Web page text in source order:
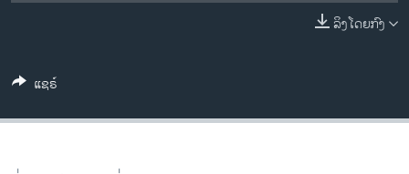
ພາສາອັງກິດ
ລາຍການກະຈາຍສຽງ
ລິງໂດຍກົງ
ແຊຣ໌